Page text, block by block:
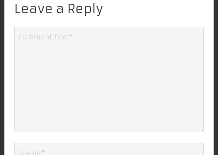
Leave a Reply